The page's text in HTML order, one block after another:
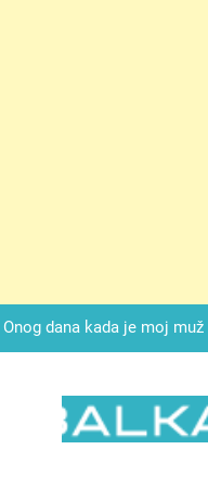
Onog dana kada je moj
SAM
mi je svekrva čupala
nije znala da je ispod